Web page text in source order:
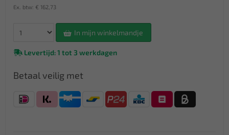
Ex. btw: € 162,73
In mijn winkelmandje
Levertijd: 1 tot 3 werkdagen
Betaal veilig met